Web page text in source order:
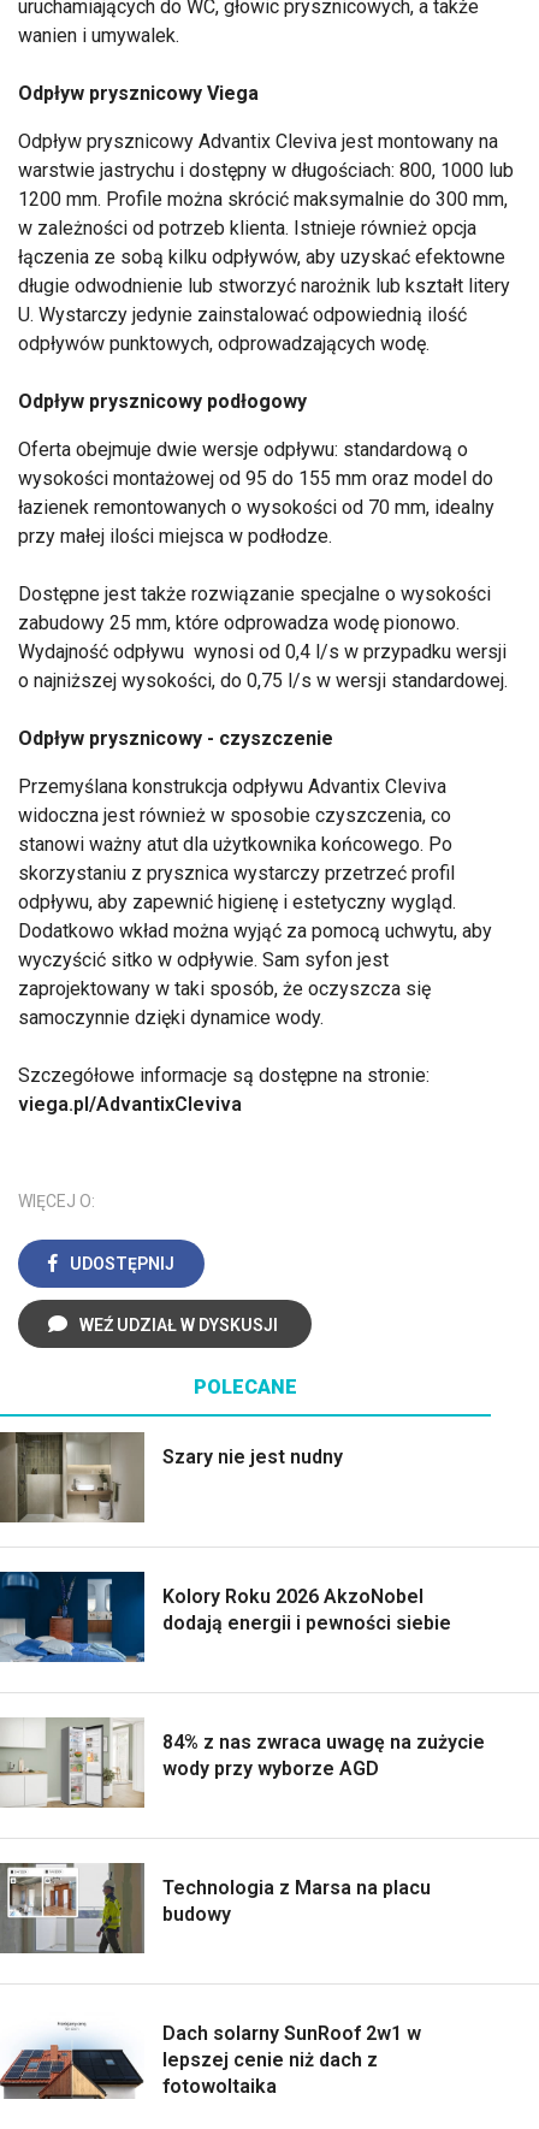
uruchamiających do WC, głowic prysznicowych, a także
wanien i umywalek.
Odpływ prysznicowy Viega
Odpływ prysznicowy Advantix Cleviva jest montowany na
warstwie jastrychu i dostępny w długościach: 800, 1000 lub
1200 mm. Profile można skrócić maksymalnie do 300 mm,
w zależności od potrzeb klienta. Istnieje również opcja
łączenia ze sobą kilku odpływów, aby uzyskać efektowne
długie odwodnienie lub stworzyć narożnik lub kształt litery
U. Wystarczy jedynie zainstalować odpowiednią ilość
odpływów punktowych, odprowadzających wodę.
Odpływ prysznicowy podłogowy
Oferta obejmuje dwie wersje odpływu: standardową o
wysokości montażowej od 95 do 155 mm oraz model do
łazienek remontowanych o wysokości od 70 mm, idealny
przy małej ilości miejsca w podłodze.
Dostępne jest także rozwiązanie specjalne o wysokości
zabudowy 25 mm, które odprowadza wodę pionowo.
Wydajność odpływu wynosi od 0,4 l/s w przypadku wersji
o najniższej wysokości, do 0,75 l/s w wersji standardowej.
Odpływ prysznicowy - czyszczenie
Przemyślana konstrukcja odpływu Advantix Cleviva
widoczna jest również w sposobie czyszczenia, co
stanowi ważny atut dla użytkownika końcowego. Po
skorzystaniu z prysznica wystarczy przetrzeć profil
odpływu, aby zapewnić higienę i estetyczny wygląd.
Dodatkowo wkład można wyjąć za pomocą uchwytu, aby
wyczyścić sitko w odpływie. Sam syfon jest
zaprojektowany w taki sposób, że oczyszcza się
samoczynnie dzięki dynamice wody.
Szczegółowe informacje są dostępne na stronie:
viega.pl/AdvantixCleviva
WIĘCEJ O:
UDOSTĘPNIJ
WEŹ UDZIAŁ W DYSKUSJI
POLECANE
Szary nie jest nudny
Kolory Roku 2026 AkzoNobel
dodają energii i pewności siebie
84% z nas zwraca uwagę na zużycie
wody przy wyborze AGD
Technologia z Marsa na placu
budowy
Dach solarny SunRoof 2w1 w
lepszej cenie niż dach z
fotowoltaika